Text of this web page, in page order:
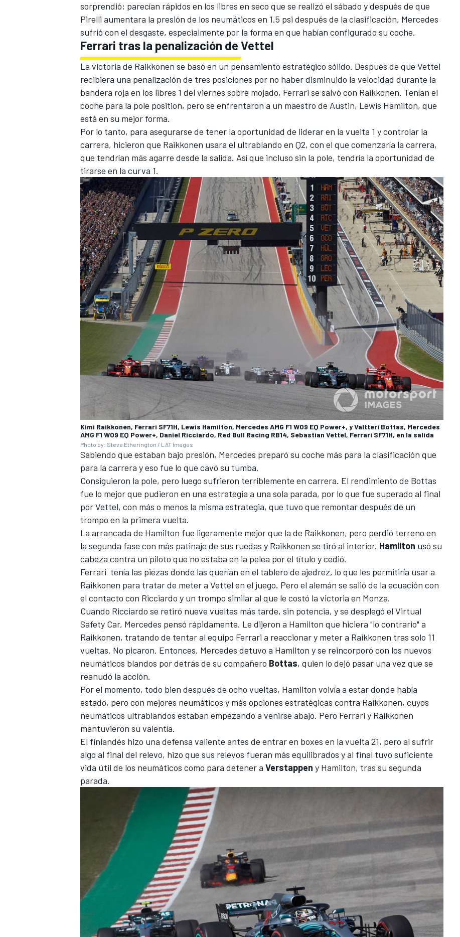
MÁS CATEGORÍAS
sorprendió; parecían rápidos en los libres en seco que se realizó el sábado y después de que
Pirelli aumentara la presión de los neumáticos en 1.5 psi después de la clasificación, Mercedes
sufrió con el desgaste, especialmente por la forma en que habían configurado su coche.
Ferrari tras la penalización de Vettel
La victoria de Raikkonen se basó en un pensamiento estratégico sólido. Después de que Vettel
recibiera una penalización de tres posiciones por no haber disminuido la velocidad durante la
bandera roja en los libres 1 del viernes sobre mojado, Ferrari se salvó con Raikkonen. Tenían el
coche para la pole position, pero se enfrentaron a un maestro de Austin, Lewis Hamilton, que
está en su mejor forma.
Por lo tanto, para asegurarse de tener la oportunidad de liderar en la vuelta 1 y controlar la
carrera, hicieron que Raikkonen usara el ultrablando en Q2, con el que comenzaría la carrera,
que tendrían más agarre desde la salida. Así que incluso sin la pole, tendría la oportunidad de
tirarse en la curva 1.
Kimi Raikkonen, Ferrari SF71H, Lewis Hamilton, Mercedes AMG F1 W09 EQ Power+, y Valtteri Bottas, Mercedes
AMG F1 W09 EQ Power+, Daniel Ricciardo, Red Bull Racing RB14, Sebastian Vettel, Ferrari SF71H, en la salida
Photo by: Steve Etherington / LAT Images
Sabiendo que estaban bajo presión, Mercedes preparó su coche más para la clasificación que
para la carrera y eso fue lo que cavó su tumba.
Consiguieron la pole, pero luego sufrieron terriblemente en carrera. El rendimiento de Bottas
fue lo mejor que pudieron en una estrategia a una sola parada, por lo que fue superado al final
por Vettel, con más o menos la misma estrategia, que tuvo que remontar después de un
trompo en la primera vuelta.
La arrancada de Hamilton fue ligeramente mejor que la de Raikkonen, pero perdió terreno en
la segunda fase con más patinaje de sus ruedas y Raikkonen se tiró al interior. Hamilton usó su
cabeza contra un piloto que no estaba en la pelea por el título y cedió.
Ferrari tenía las piezas donde las querían en el tablero de ajedrez, lo que les permitiría usar a
Raikkonen para tratar de meter a Vettel en el juego. Pero el alemán se salió de la ecuación con
el contacto con Ricciardo y un trompo similar al que le costó la victoria en Monza.
Cuando Ricciardo se retiró nueve vueltas más tarde, sin potencia, y se desplegó el Virtual
Safety Car, Mercedes pensó rápidamente. Le dijeron a Hamilton que hiciera "lo contrario" a
Raikkonen, tratando de tentar al equipo Ferrari a reaccionar y meter a Raikkonen tras solo 11
vueltas. No picaron. Entonces, Mercedes detuvo a Hamilton y se reincorporó con los nuevos
neumáticos blandos por detrás de su compañero Bottas, quien lo dejó pasar una vez que se
reanudó la acción.
Por el momento, todo bien después de ocho vueltas, Hamilton volvía a estar donde había
estado, pero con mejores neumáticos y más opciones estratégicas contra Raikkonen, cuyos
neumáticos ultrablandos estaban empezando a venirse abajo. Pero Ferrari y Raikkonen
mantuvieron su valentía.
El finlandés hizo una defensa valiente antes de entrar en boxes en la vuelta 21, pero al sufrir
algo al final del relevo, hizo que sus relevos fueran más equilibrados y al final tuvo suficiente
vida útil de los neumáticos como para detener a Verstappen y Hamilton, tras su segunda
parada.